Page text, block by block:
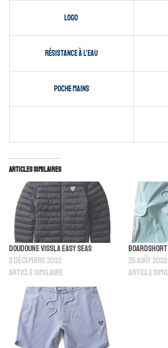
logo
Résistance à l’eau
Poche mains
Articles similaires
Doudoune Vissla Easy Seas
2 décembre 2022
Article similaire
Boardshort
25 août 2022
Article